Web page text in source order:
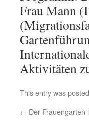
Frau Mann
Aktivitäten
This entry was
← Der Frauengarten